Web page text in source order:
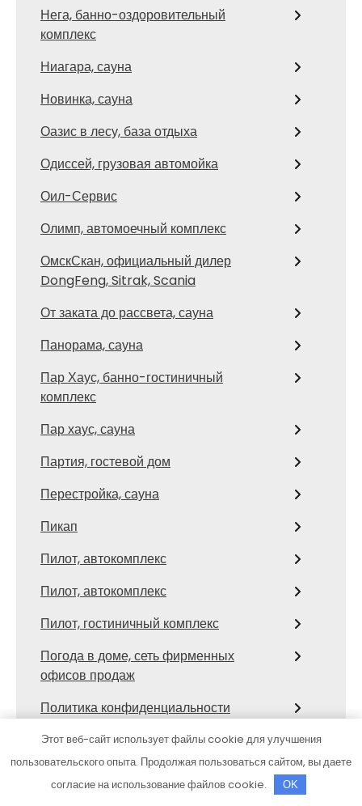
Нега, банно-оздоровительный
комплекс
Ниагара, сауна
Новинка, сауна
Оазис в лесу, база отдыха
Одиссей, грузовая автомойка
Оил-Сервис
Олимп, автомоечный комплекс
ОмскСкан, официальный дилер
DongFeng, Sitrak, Scania
От заката до рассвета, сауна
Панорама, сауна
Пар Хаус, банно-гостиничный
комплекс
Пар хаус, сауна
Партия, гостевой дом
Перестройка, сауна
Пикап
Пилот, автокомплекс
Пилот, автокомплекс
Пилот, гостиничный комплекс
Погода в доме, сеть фирменных
офисов продаж
Политика конфиденциальности
Посуда в дом
Прайм, автокомплекс
Этот веб-сайт использует файлы cookie для улучшения
пользовательского опыта. Продолжая пользоваться сайтом, вы даете
согласие на использование файлов cookie.
OK